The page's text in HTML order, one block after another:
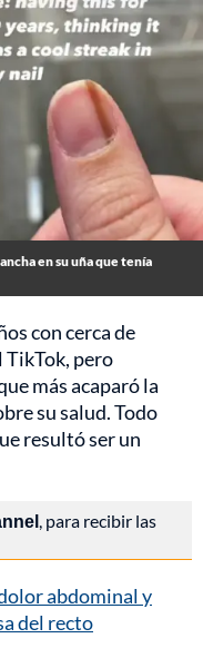
en su uña que tenía
con cerca de
TikTok, pero
más acaparó la
su salud. Todo
resultó ser un
, para recibir las
abdominal y
del recto